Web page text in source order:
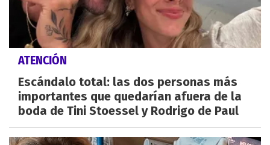
ATENCIÓN
Escándalo total: las dos personas más
importantes que quedarían afuera de la
boda de Tini Stoessel y Rodrigo de Paul